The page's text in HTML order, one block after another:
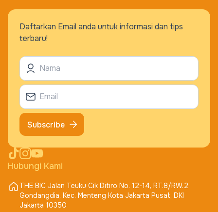
Hubungi Kami
THE BIC Jalan Teuku Cik Ditiro No. 12-14, RT.8/RW.2
Gondangdia, Kec. Menteng Kota Jakarta Pusat, DKI
Jakarta 10350
Daftarkan Email anda untuk informasi dan tips
terbaru!
Subscribe